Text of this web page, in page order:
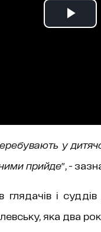
у
прийде", -
і
яка два